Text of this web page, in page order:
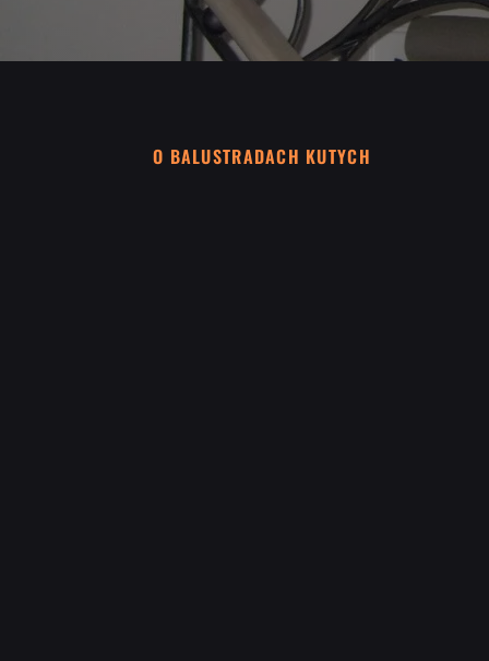
O BALUSTRADACH KUTYCH